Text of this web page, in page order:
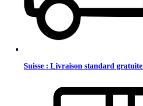
Suisse : Livraison standard gratuite